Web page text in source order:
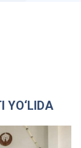
YO‘LIDA